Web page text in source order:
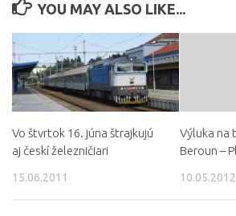
YOU MAY ALSO LIKE...
Vo štvrtok 16. júna štrajkujú
aj českí železničiari
15.06.2011
Výluka na
Beroun –
10.05.2012